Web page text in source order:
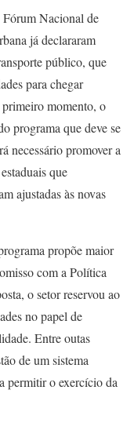
Nacional de
já declararam
público, que
para chegar
momento, o
programa que deve se
necessário promover a
que
ajustadas às novas
propõe maior
com a Política
o setor reservou ao
no papel de
Entre outas
de um sistema
permitir o exercício da